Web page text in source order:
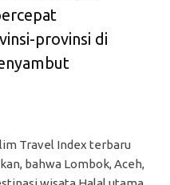
provinsi di
Travel Index terbaru
bahwa Lombok, Aceh,